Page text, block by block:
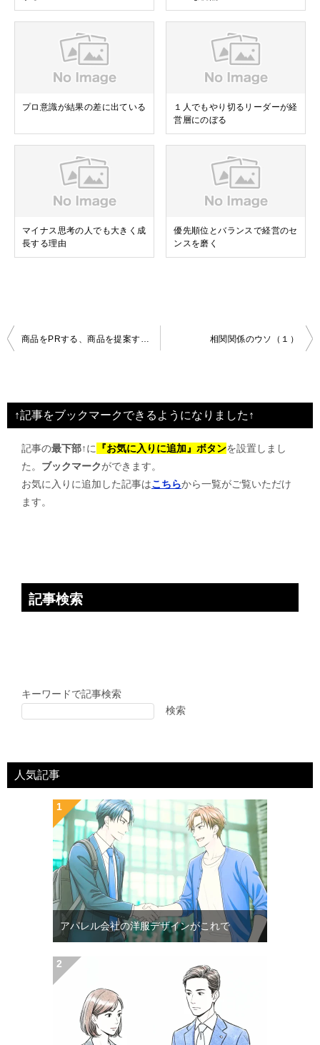
プロ意識が結果の差に出ている
１人でもやり切るリーダーが経
営層にのぼる
マイナス思考の人でも大きく成
長する理由
優先順位とバランスで経営のセ
ンスを磨く
投
ビ
ゲ
相関関係のウソ（１）
↑記事をブックマークできるようになりました↑
記事の最下部↑に 『お気に入りに追加』ボタンを設置しまし
た。 ブックマークができます。
お気に入りに追加した記事はこちらから一覧がご覧いただけ
ます。
記事検索
キーワードで記事検索
検索
人気記事
アパレル会社の洋服デザインがこれで